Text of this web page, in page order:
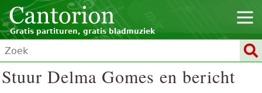
Gratis partituren, gratis bladmuziek
Stuur Delma Gomes en bericht